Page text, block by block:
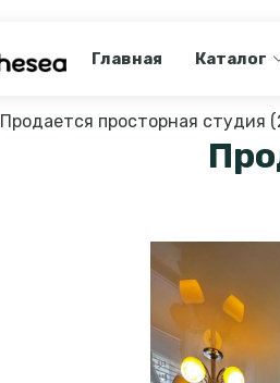
Главная Каталог
Продается просторная студия